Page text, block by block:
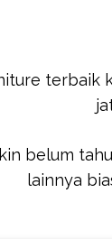
terbaik
belum
lainnya